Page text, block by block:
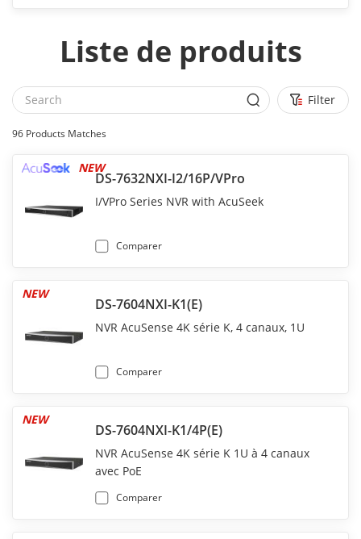
Liste de produits
Filter
96 Products Matches
DS-7632NXI-I2/16P/VPro
NEW
I/VPro Series NVR with AcuSeek
Comparer
DS-7604NXI-K1(E)
NEW
NVR AcuSense 4K série K, 4 canaux, 1U
Comparer
DS-7604NXI-K1/4P(E)
NEW
NVR AcuSense 4K série K 1U à 4 canaux
avec PoE
Comparer